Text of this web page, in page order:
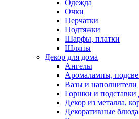
Одежда
Очки
Перчатки
Подтяжки
Шарфы, платки
Шляпы
Декор для дома
Ангелы
Аромалампы,
Вазы и наполнители
Горшки и подставки
Декор из металла,
Декоративные